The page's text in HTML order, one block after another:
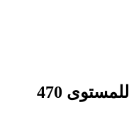
470